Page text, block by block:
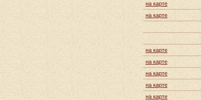
на карте
на карте
на карте
на карте
на карте
на карте
на карте